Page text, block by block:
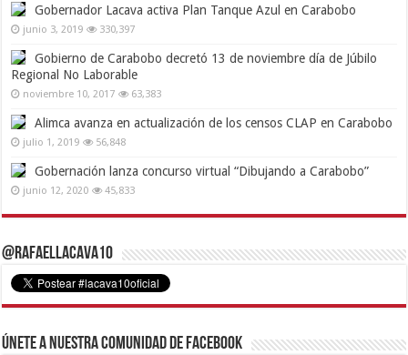
Gobernador Lacava activa Plan Tanque Azul en Carabobo
junio 3, 2019 330,397
Gobierno de Carabobo decretó 13 de noviembre día de Júbilo
Regional No Laborable
noviembre 10, 2017 63,383
Alimca avanza en actualización de los censos CLAP en Carabobo
julio 1, 2019 56,848
Gobernación lanza concurso virtual “Dibujando a Carabobo”
junio 12, 2020 45,833
@RafaelLacava10
Únete a nuestra comunidad de Facebook